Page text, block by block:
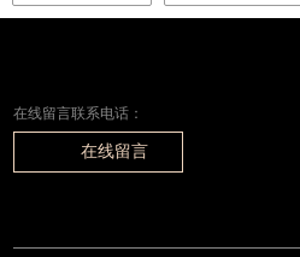
在线留言联系电话：
在线留言